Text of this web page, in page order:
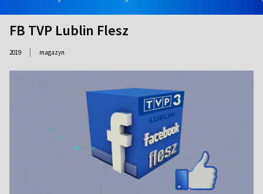
FB TVP Lublin Flesz
2019 | magazyn